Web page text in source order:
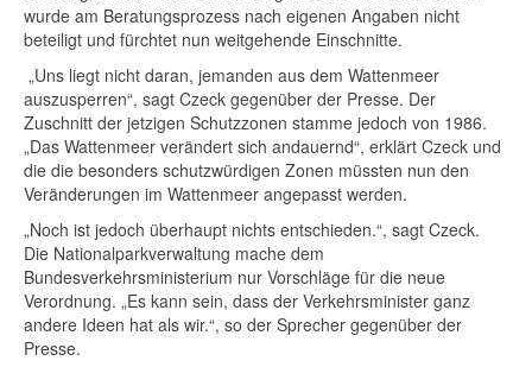
wurde am Beratungsprozess nach eigenen Angaben nicht
beteiligt und fürchtet nun weitgehende Einschnitte.
„Uns liegt nicht daran, jemanden aus dem Wattenmeer
auszusperren“, sagt Czeck gegenüber der Presse. Der
Zuschnitt der jetzigen Schutzzonen stamme jedoch von 1986.
„Das Wattenmeer verändert sich andauernd“, erklärt Czeck und
die die besonders schutzwürdigen Zonen müssten nun den
Veränderungen im Wattenmeer angepasst werden.
„Noch ist jedoch überhaupt nichts entschieden.“, sagt Czeck.
Die Nationalparkverwaltung mache dem
Bundesverkehrsministerium nur Vorschläge für die neue
Verordnung. „Es kann sein, dass der Verkehrsminister ganz
andere Ideen hat als wir.“, so der Sprecher gegenüber der
Presse.